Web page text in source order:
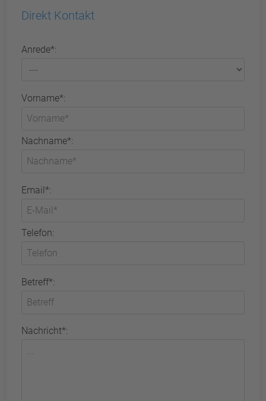
Direkt Kontakt
Anrede*:
Vorname*:
Nachname*:
Email*:
Telefon:
Betreff*:
Nachricht*: